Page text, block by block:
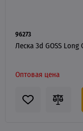
96273
Леска 3d GOSS
Оптовая цена